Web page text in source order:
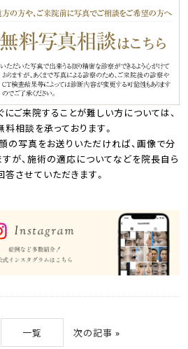
ご来院することが難しい方については、
相談を承っております。
の写真をお送りいただければ、画像で分
が、施術の適応についてなどを院長自ら
答させていただきます。
一覧 次の記事 »